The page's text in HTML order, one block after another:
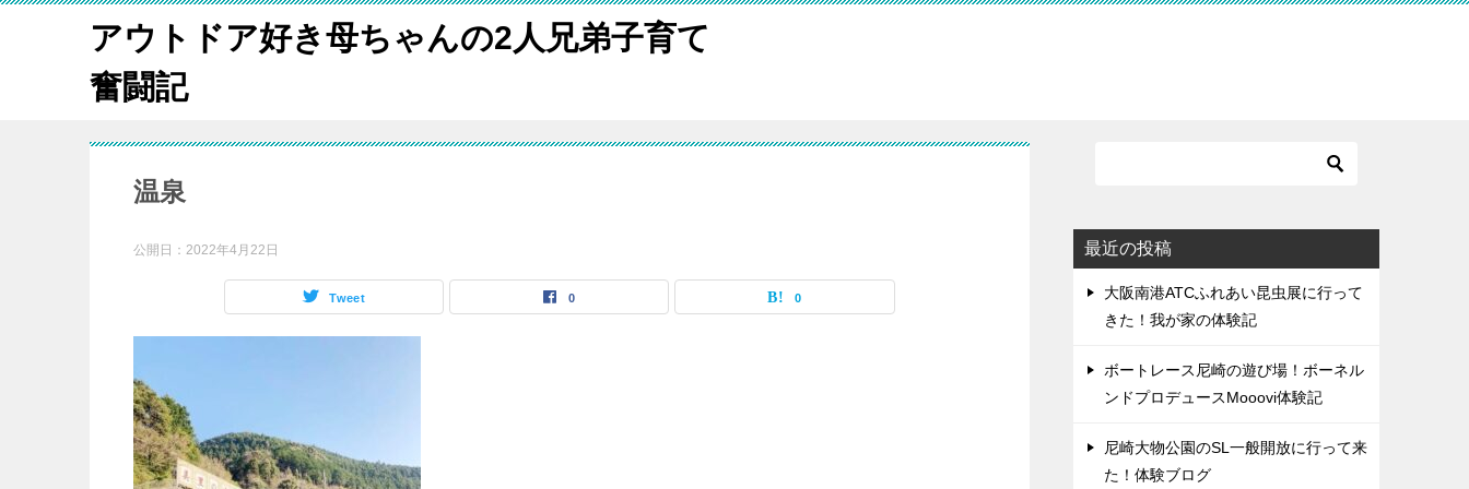
アウトドア好き母ちゃんの2人兄弟子育て
奮闘記
温泉
公開日： 2022年4月22日
Tweet 0 0
最近の投稿
大阪南港ATCふれあい昆虫展に行って
きた！我が家の体験記
ボートレース尼崎の遊び場！ボーネル
ンドプロデュースMooovi体験記
尼崎大物公園のSL一般開放に行って来
た！体験ブログ